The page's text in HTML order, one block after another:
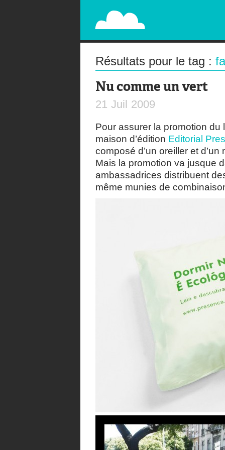
PAPERPLANE
STREET, AMBIENT, GUÉRILLA MARKETING
Résultats pour le tag :
Nu comme un vert
21 Juil 2009
Pour assurer la promotion du
maison d’édition Editorial
composé d’un oreiller et
Mais la promotion va jusque
ambassadrices distribuent
même munies de